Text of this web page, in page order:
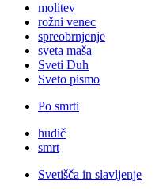
molitev
rožni venec
spreobrnjenje
sveta maša
Sveti Duh
Sveto pismo
Po smrti
hudič
smrt
Svetišča in slavljenje